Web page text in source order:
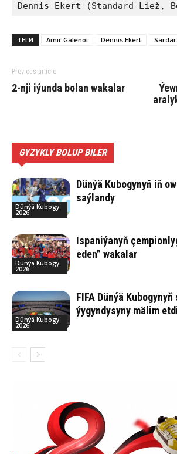
Dennis Ekert (Standard Liež,
ТЕГИ Amir Galenoi Dennis Ekert
Previous article
2-nji iýunda bolan wakalar
GYZYKLY BOLUP BILER
Dünýä Kubogy
2026
Dünýä Kubogynyň iň
saýlandy
Dünýä Kubogy
2026
Ispaniýanyň
eden” wakalar
Dünýä Kubogy
2026
FIFA Dünýä
ýygyndysyny mälim